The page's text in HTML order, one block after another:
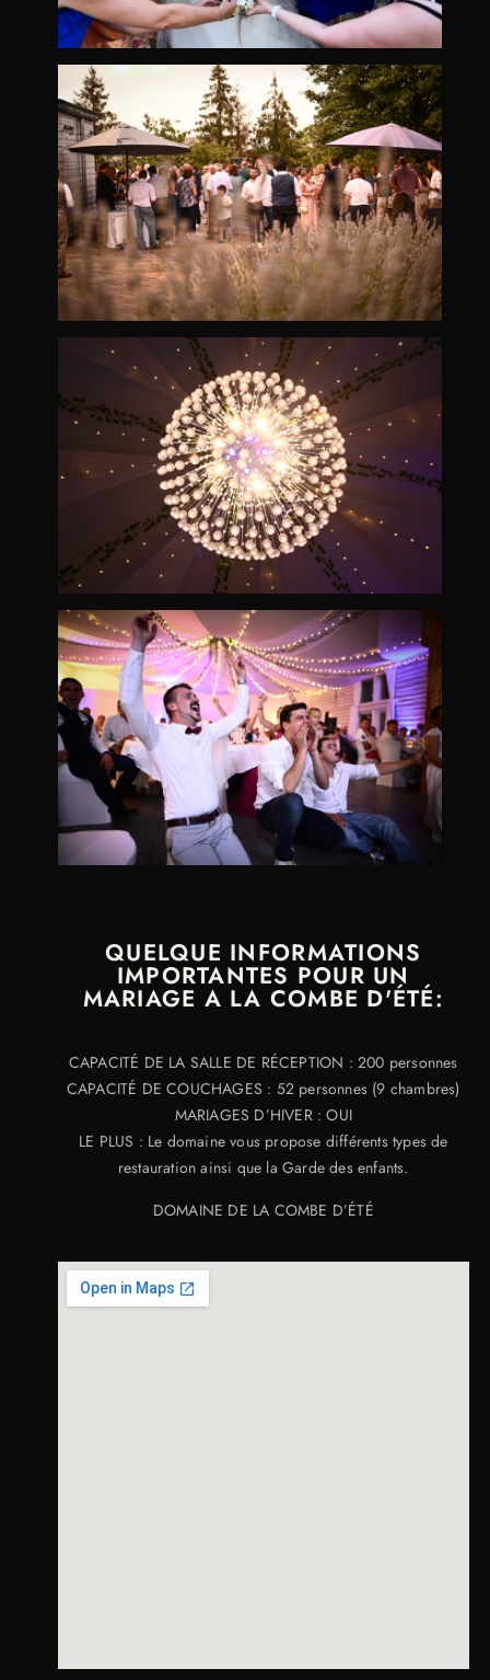
QUELQUE INFORMATIONS
IMPORTANTES POUR UN
MARIAGE A LA COMBE D'ÉTÉ:
CAPACITÉ DE LA SALLE DE RÉCEPTION : 200 personnes
CAPACITÉ DE COUCHAGES : 52 personnes (9 chambres)
MARIAGES D’HIVER : OUI
LE PLUS : Le domaine vous propose différents types de
restauration ainsi que la Garde des enfants.
DOMAINE DE LA COMBE D’ÉTÉ